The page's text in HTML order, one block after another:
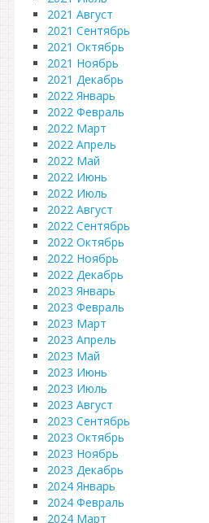
2021 Август
2021 Сентябрь
2021 Октябрь
2021 Ноябрь
2021 Декабрь
2022 Январь
2022 Февраль
2022 Март
2022 Апрель
2022 Май
2022 Июнь
2022 Июль
2022 Август
2022 Сентябрь
2022 Октябрь
2022 Ноябрь
2022 Декабрь
2023 Январь
2023 Февраль
2023 Март
2023 Апрель
2023 Май
2023 Июнь
2023 Июль
2023 Август
2023 Сентябрь
2023 Октябрь
2023 Ноябрь
2023 Декабрь
2024 Январь
2024 Февраль
2024 Март